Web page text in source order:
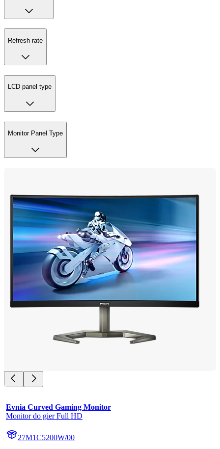
Refresh rate
LCD panel type
Monitor Panel Type
Evnia Curved Gaming Monitor
Monitor do gier Full HD
27M1C5200W/00